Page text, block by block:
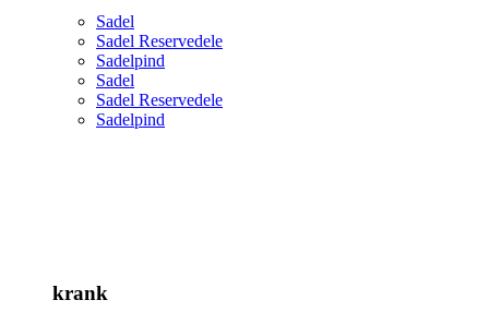
Sadel
Sadel Reservedele
Sadelpind
Sadel
Sadel Reservedele
Sadelpind
krank